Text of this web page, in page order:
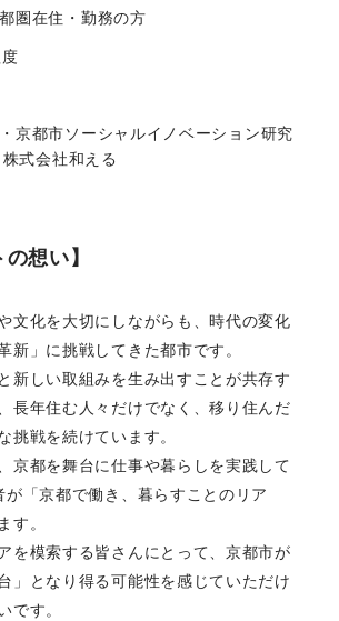
圏在住・勤務の方
京都市ソーシャルイノベーション研究
式会社和える
想い】
文化を大切にしながらも、時代の変化
新」に挑戦してきた都市です。
新しい取組みを生み出すことが共存す
長年住む人々だけでなく、移り住んだ
挑戦を続けています。
京都を舞台に仕事や暮らしを実践して
「京都で働き、暮らすことのリア
す。
を模索する皆さんにとって、京都市が
」となり得る可能性を感じていただけ
です。